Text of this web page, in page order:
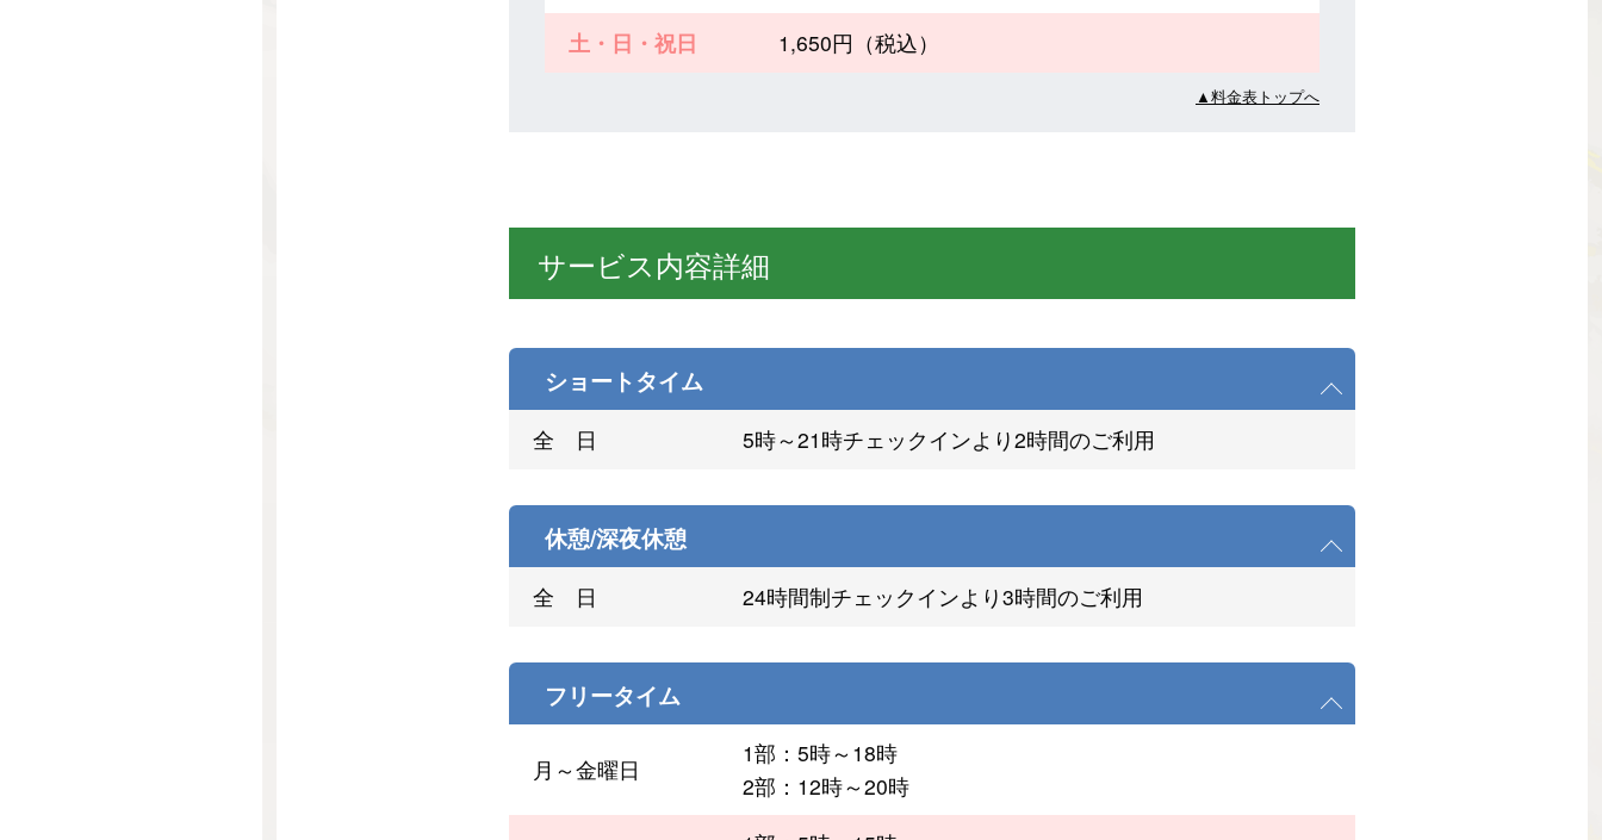
土・日・祝日
1,650円（税込）
▲料金表トップへ
サービス内容詳細
ショートタイム
全 日 5時～21時チェックインより2時間のご利用
休憩/深夜休憩
全 日 24時間制チェックインより3時間のご利用
フリータイム
月～金曜日
1部：5時～18時
2部：12時～20時